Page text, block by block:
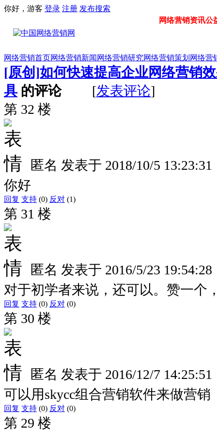
你好，游客 登录 注册 发布搜索
网络营销资讯公
网络营销首页网络营销新闻 网络营销研究网络营销策划 网络营
[原创]如何快速提高企业网络营销
具 的评论[发表评论]
第 32 楼
匿名 发表于 2018/10/5 13:23:31
你好
回复 支持 (0) 反对 (1)
第 31 楼
匿名 发表于 2016/5/23 19:54:28
对于初学者来说，还可以。赞一个
回复 支持 (0) 反对 (0)
第 30 楼
匿名 发表于 2016/12/7 14:25:51
可以用skycc组合营销软件来做营销
回复 支持 (0) 反对 (0)
第 29 楼